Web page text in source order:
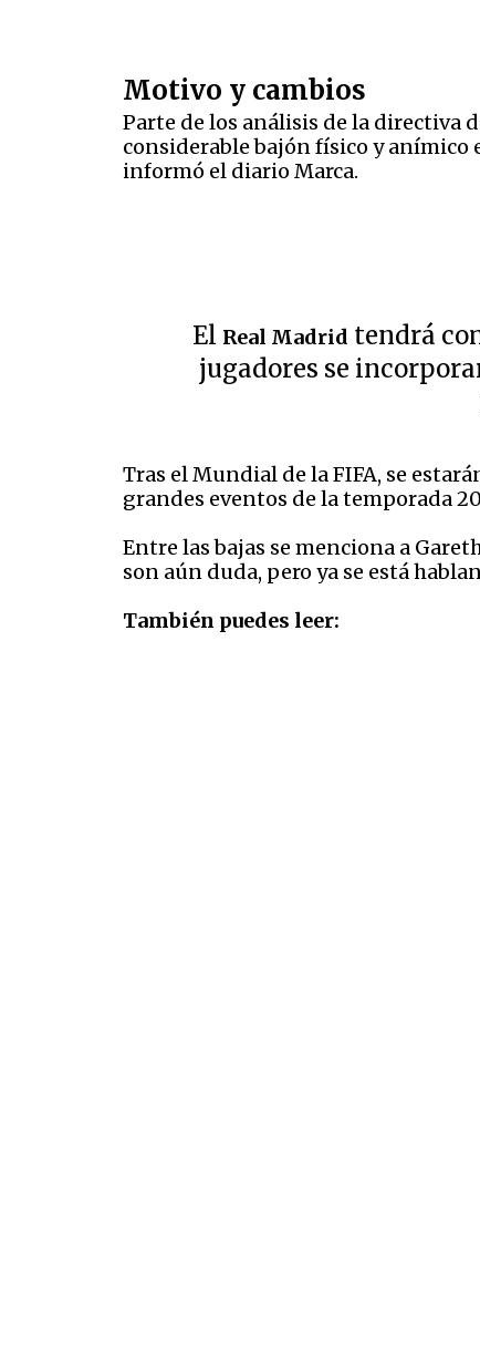
Motivo y cambios
Parte de los análisis de la directiva
considerable bajón físico y anímico
informó el diario Marca.
El Real Madrid tendrá
jugadores se
Tras el Mundial de la FIFA, se
grandes eventos de la temporada
Entre las bajas se menciona a
son aún duda, pero ya se está
También puedes leer: